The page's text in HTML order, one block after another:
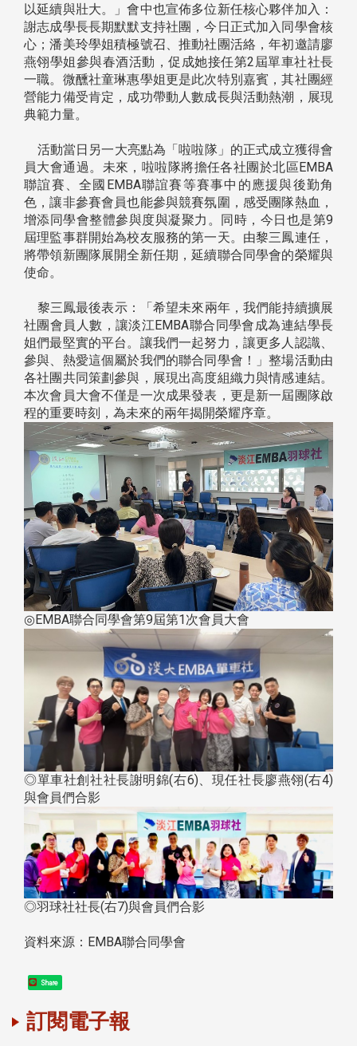
以延續與壯大。」會中也宣佈多位新任核心夥伴加入：
謝志成學長長期默默支持社團，今日正式加入同學會核
心；潘美玲學姐積極號召、推動社團活絡，年初邀請廖
燕翎學姐參與春酒活動，促成她接任第2屆單車社社長
一職。微醺社童琳惠學姐更是此次特別嘉賓，其社團經
營能力備受肯定，成功帶動人數成長與活動熱潮，展現
典範力量。
活動當日另一大亮點為「啦啦隊」的正式成立獲得會
員大會通過。未來，啦啦隊將擔任各社團於北區EMBA
聯誼賽、全國EMBA聯誼賽等賽事中的應援與後勤角
色，讓非參賽會員也能參與競賽氛圍，感受團隊熱血，
增添同學會整體參與度與凝聚力。同時，今日也是第9
屆理監事群開始為校友服務的第一天。由黎三鳳連任，
將帶領新團隊展開全新任期，延續聯合同學會的榮耀與
使命。
黎三鳳最後表示：「希望未來兩年，我們能持續擴展
社團會員人數，讓淡江EMBA聯合同學會成為連結學長
姐們最堅實的平台。讓我們一起努力，讓更多人認識、
參與、熱愛這個屬於我們的聯合同學會！」整場活動由
各社團共同策劃參與，展現出高度組織力與情感連結。
本次會員大會不僅是一次成果發表，更是新一屆團隊啟
程的重要時刻，為未來的兩年揭開榮耀序章。
◎EMBA聯合同學會第9屆第1次會員大會
◎單車社創社社長謝明錦(右6)、現任社長廖燕翎(右4)
與會員們合影
◎羽球社社長(右7)與會員們合影
資料來源：EMBA聯合同學會
Share
訂閱電子報